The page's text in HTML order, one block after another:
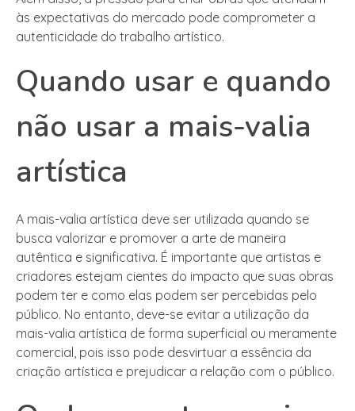
às expectativas do mercado pode comprometer a
autenticidade do trabalho artístico.
Quando usar e quando
não usar a mais-valia
artística
A mais-valia artística deve ser utilizada quando se
busca valorizar e promover a arte de maneira
autêntica e significativa. É importante que artistas e
criadores estejam cientes do impacto que suas obras
podem ter e como elas podem ser percebidas pelo
público. No entanto, deve-se evitar a utilização da
mais-valia artística de forma superficial ou meramente
comercial, pois isso pode desvirtuar a essência da
criação artística e prejudicar a relação com o público.